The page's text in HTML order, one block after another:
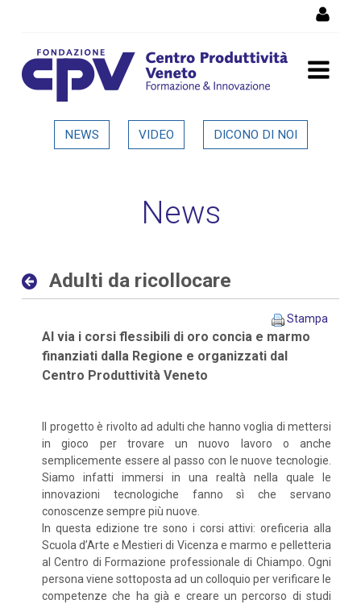
Adulti da ricollocare -
NEWS VIDEO DICONO DI NOI
News
Adulti da ricollocare
Stampa
Al via i corsi flessibili di oro concia e marmo
finanziati dalla Regione e organizzati dal
Centro Produttività Veneto
Il progetto è rivolto ad adulti che hanno voglia di mettersi
in gioco per trovare un nuovo lavoro o anche
semplicemente essere al passo con le nuove tecnologie.
Siamo infatti immersi in una realtà nella quale le
innovazioni tecnologiche fanno sì che servano
conoscenze sempre più nuove.
In questa edizione tre sono i corsi attivi: oreficeria alla
Scuola d’Arte e Mestieri di Vicenza e marmo e pelletteria
al Centro di Formazione professionale di Chiampo. Ogni
persona viene sottoposta ad un colloquio per verificare le
competenze che ha già e creare un percorso di studi